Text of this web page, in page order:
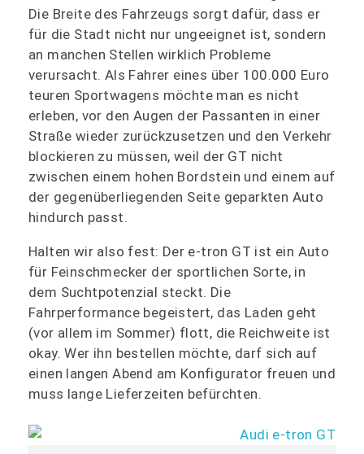
Die Breite des Fahrzeugs sorgt dafür, dass er
für die Stadt nicht nur ungeeignet ist, sondern
an manchen Stellen wirklich Probleme
verursacht. Als Fahrer eines über 100.000 Euro
teuren Sportwagens möchte man es nicht
erleben, vor den Augen der Passanten in einer
Straße wieder zurückzusetzen und den Verkehr
blockieren zu müssen, weil der GT nicht
zwischen einem hohen Bordstein und einem auf
der gegenüberliegenden Seite geparkten Auto
hindurch passt.
Halten wir also fest: Der e-tron GT ist ein Auto
für Feinschmecker der sportlichen Sorte, in
dem Suchtpotenzial steckt. Die
Fahrperformance begeistert, das Laden geht
(vor allem im Sommer) flott, die Reichweite ist
okay. Wer ihn bestellen möchte, darf sich auf
einen langen Abend am Konfigurator freuen und
muss lange Lieferzeiten befürchten.